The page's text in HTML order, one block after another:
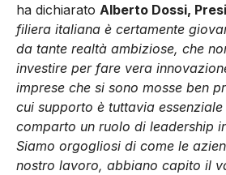
ha dichiarato Alberto Dossi,
filiera italiana è certamente
da tante realtà ambiziose, che
investire per fare vera
imprese che si sono mosse ben
cui supporto è tuttavia
comparto un ruolo di leadership
Siamo orgogliosi di come le
nostro lavoro, abbiano capito il